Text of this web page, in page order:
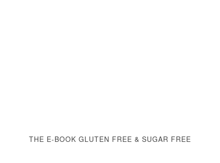
THE E-BOOK GLUTEN FREE & SUGAR FREE